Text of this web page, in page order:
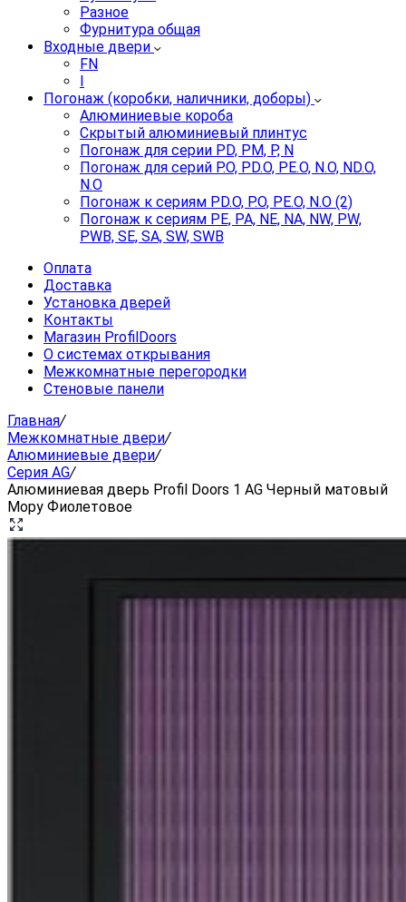
Разное
Фурнитура общая
Входные двери
FN
I
Погонаж (коробки, наличники, доборы)
Алюминиевые короба
Скрытый алюминиевый плинтус
Погонаж для серии PD, PM, P, N
Погонаж для серий P.O, PD.O, PE.O, N.O, ND.O,
N.O
Погонаж к сериям PD.O, P.O, PE.O, N.O (2)
Погонаж к сериям PE, PA, NE, NA, NW, PW,
PWB, SE, SA, SW, SWB
Оплата
Доставка
Установка дверей
Контакты
Магазин ProfilDoors
О системах открывания
Межкомнатные перегородки
Стеновые панели
Главная/
Межкомнатные двери/
Алюминиевые двери/
Серия AG/
Алюминиевая дверь Profil Doors 1 AG Черный матовый
Мору Фиолетовое